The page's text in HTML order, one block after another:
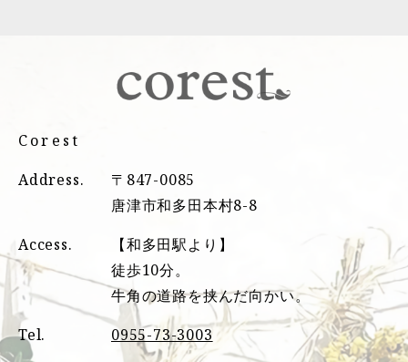
Corest
Address.
〒847-0085
唐津市和多田本村8-8
Access.
【和多田駅より】
徒歩10分。
牛角の道路を挟んだ向かい。
Tel.
0955-73-3003